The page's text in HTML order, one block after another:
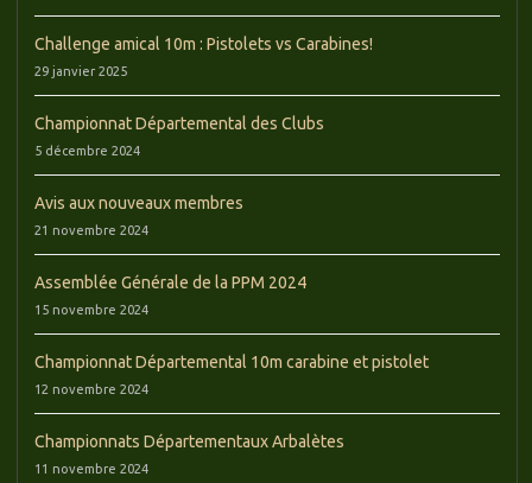
Challenge amical 10m : Pistolets vs Carabines!
29 janvier 2025
Championnat Départemental des Clubs
5 décembre 2024
Avis aux nouveaux membres
21 novembre 2024
Assemblée Générale de la PPM 2024
15 novembre 2024
Championnat Départemental 10m carabine et pistolet
12 novembre 2024
Championnats Départementaux Arbalètes
11 novembre 2024